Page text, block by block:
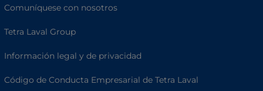
Comuníquese con nosotros
Tetra Laval Group
Información legal y de privacidad
Código de Conducta Empresarial de Tetra Laval